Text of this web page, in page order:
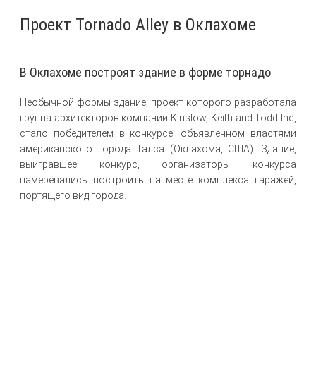
Проект Tornado Alley в Оклахоме
В Оклахоме построят здание в форме торнадо
Необычной формы здание, проект которого разработала
группа архитекторов компании Kinslow, Keith and Todd Inc,
стало победителем в конкурсе, объявленном властями
американского города Талса (Оклахома, США). Здание,
выигравшее конкурс, организаторы конкурса
намеревались построить на месте комплекса гаражей,
портящего вид города.